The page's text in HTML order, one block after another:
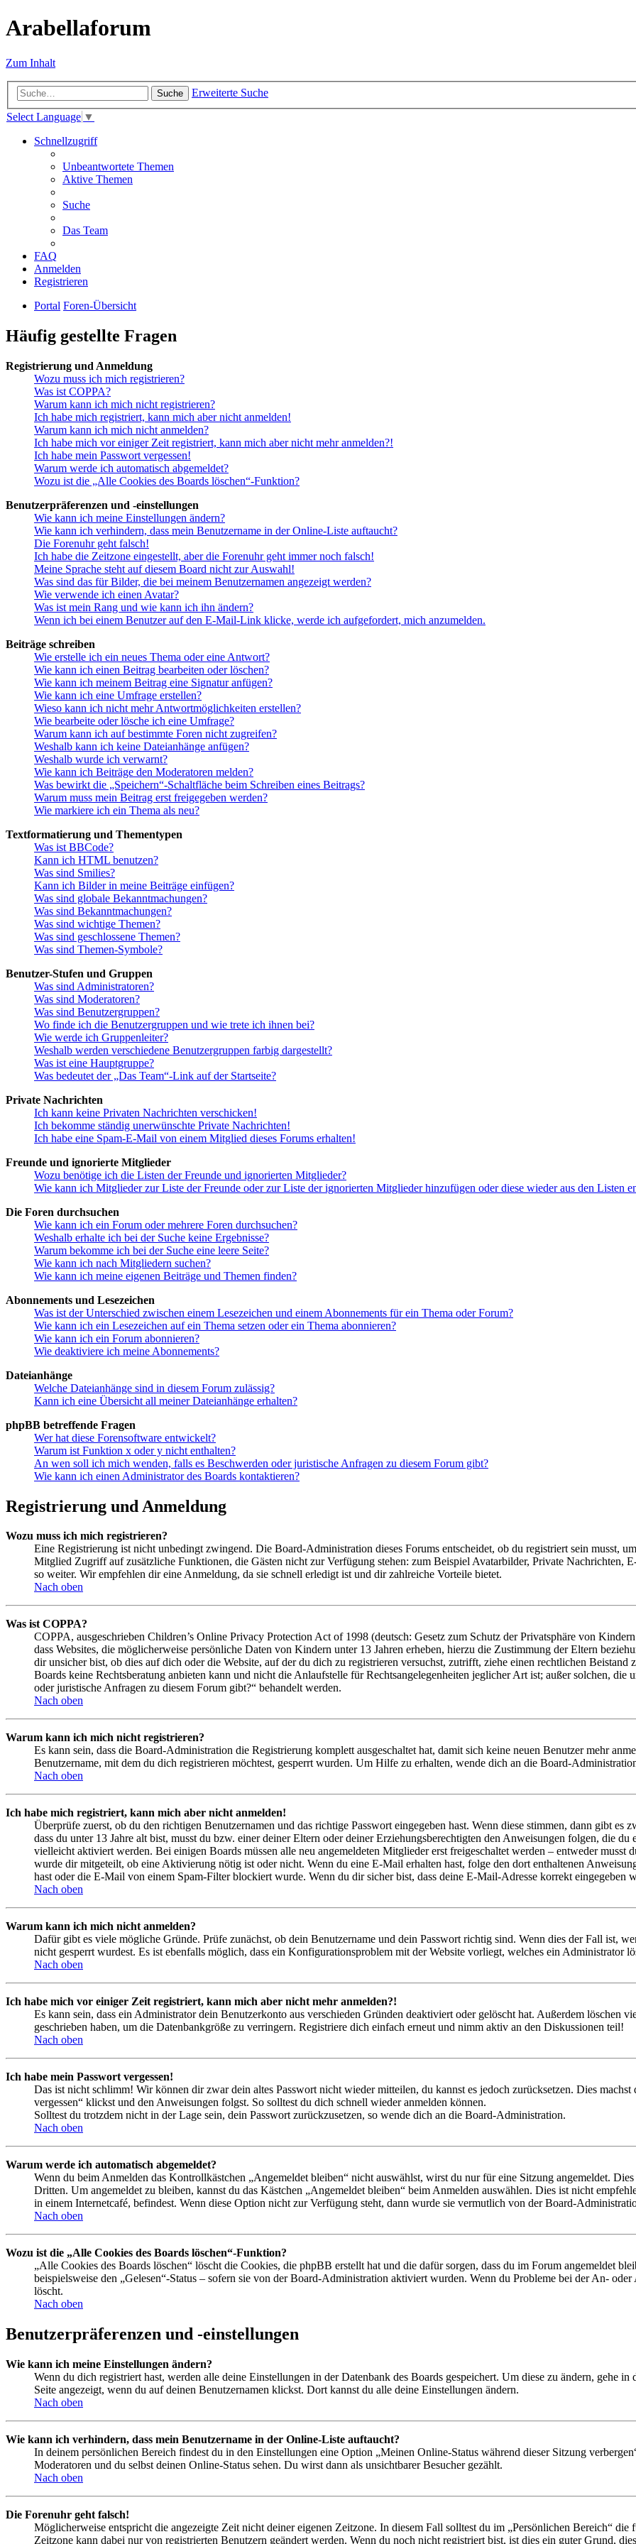
Arabellaforum
Zum Inhalt
Suche
Erweiterte Suche
Select Language ▼
Schnellzugriff
Unbeantwortete Themen
Aktive Themen
Suche
Das Team
FAQ
Anmelden
Registrieren
Portal Foren-Übersicht
Häufig gestellte Fragen
Registrierung und Anmeldung
Wozu muss ich mich registrieren?
Was ist COPPA?
Warum kann ich mich nicht registrieren?
Ich habe mich registriert, kann mich aber nicht anmelden!
Warum kann ich mich nicht anmelden?
Ich habe mich vor einiger Zeit registriert, kann mich aber nicht mehr anmelden?!
Ich habe mein Passwort vergessen!
Warum werde ich automatisch abgemeldet?
Wozu ist die „Alle Cookies des Boards löschen“-Funktion?
Benutzerpräferenzen und -einstellungen
Wie kann ich meine Einstellungen ändern?
Wie kann ich verhindern, dass mein Benutzername in der Online-Liste auftaucht?
Die Forenuhr geht falsch!
Ich habe die Zeitzone eingestellt, aber die Forenuhr geht immer noch falsch!
Meine Sprache steht auf diesem Board nicht zur Auswahl!
Was sind das für Bilder, die bei meinem Benutzernamen angezeigt werden?
Wie verwende ich einen Avatar?
Was ist mein Rang und wie kann ich ihn ändern?
Wenn ich bei einem Benutzer auf den E-Mail-Link klicke, werde ich aufgefordert, mich anzumelden.
Beiträge schreiben
Wie erstelle ich ein neues Thema oder eine Antwort?
Wie kann ich einen Beitrag bearbeiten oder löschen?
Wie kann ich meinem Beitrag eine Signatur anfügen?
Wie kann ich eine Umfrage erstellen?
Wieso kann ich nicht mehr Antwortmöglichkeiten erstellen?
Wie bearbeite oder lösche ich eine Umfrage?
Warum kann ich auf bestimmte Foren nicht zugreifen?
Weshalb kann ich keine Dateianhänge anfügen?
Weshalb wurde ich verwarnt?
Wie kann ich Beiträge den Moderatoren melden?
Was bewirkt die „Speichern“-Schaltfläche beim Schreiben eines Beitrags?
Warum muss mein Beitrag erst freigegeben werden?
Wie markiere ich ein Thema als neu?
Textformatierung und Thementypen
Was ist BBCode?
Kann ich HTML benutzen?
Was sind Smilies?
Kann ich Bilder in meine Beiträge einfügen?
Was sind globale Bekanntmachungen?
Was sind Bekanntmachungen?
Was sind wichtige Themen?
Was sind geschlossene Themen?
Was sind Themen-Symbole?
Benutzer-Stufen und Gruppen
Was sind Administratoren?
Was sind Moderatoren?
Was sind Benutzergruppen?
Wo finde ich die Benutzergruppen und wie trete ich ihnen bei?
Wie werde ich Gruppenleiter?
Weshalb werden verschiedene Benutzergruppen farbig dargestellt?
Was ist eine Hauptgruppe?
Was bedeutet der „Das Team“-Link auf der Startseite?
Private Nachrichten
Ich kann keine Privaten Nachrichten verschicken!
Ich bekomme ständig unerwünschte Private Nachrichten!
Ich habe eine Spam-E-Mail von einem Mitglied dieses Forums erhalten!
Freunde und ignorierte Mitglieder
Wozu benötige ich die Listen der Freunde und ignorierten Mitglieder?
Wie kann ich Mitglieder zur Liste der Freunde oder zur Liste der ignorierten Mitglieder hinzufügen oder diese wieder aus den Listen
Die Foren durchsuchen
Wie kann ich ein Forum oder mehrere Foren durchsuchen?
Weshalb erhalte ich bei der Suche keine Ergebnisse?
Warum bekomme ich bei der Suche eine leere Seite?
Wie kann ich nach Mitgliedern suchen?
Wie kann ich meine eigenen Beiträge und Themen finden?
Abonnements und Lesezeichen
Was ist der Unterschied zwischen einem Lesezeichen und einem Abonnements für ein Thema oder Forum?
Wie kann ich ein Lesezeichen auf ein Thema setzen oder ein Thema abonnieren?
Wie kann ich ein Forum abonnieren?
Wie deaktiviere ich meine Abonnements?
Dateianhänge
Welche Dateianhänge sind in diesem Forum zulässig?
Kann ich eine Übersicht all meiner Dateianhänge erhalten?
phpBB betreffende Fragen
Wer hat diese Forensoftware entwickelt?
Warum ist Funktion x oder y nicht enthalten?
An wen soll ich mich wenden, falls es Beschwerden oder juristische Anfragen zu diesem Forum gibt?
Wie kann ich einen Administrator des Boards kontaktieren?
Registrierung und Anmeldung
Wozu muss ich mich registrieren?
Eine Registrierung ist nicht unbedingt zwingend. Die Board-Administration dieses Forums entscheidet, ob du registriert sein musst,
Mitglied Zugriff auf zusätzliche Funktionen, die Gästen nicht zur Verfügung stehen: zum Beispiel Avatarbilder, Private Nachrichten,
so weiter. Wir empfehlen dir eine Anmeldung, da sie schnell erledigt ist und dir zahlreiche Vorteile bietet.
Nach oben
Was ist COPPA?
COPPA, ausgeschrieben Children’s Online Privacy Protection Act of 1998 (deutsch: Gesetz zum Schutz der Privatsphäre von
dass Websites, die möglicherweise persönliche Daten von Kindern unter 13 Jahren erheben, hierzu die Zustimmung der Eltern
dir unsicher bist, ob dies auf dich oder die Website, auf der du dich zu registrieren versuchst, zutrifft, ziehe einen rechtlichen
Boards keine Rechtsberatung anbieten kann und nicht die Anlaufstelle für Rechtsangelegenheiten jeglicher Art ist; außer solchen,
oder juristische Anfragen zu diesem Forum gibt?“ behandelt werden.
Nach oben
Warum kann ich mich nicht registrieren?
Es kann sein, dass die Board-Administration die Registrierung komplett ausgeschaltet hat, damit sich keine neuen Benutzer mehr
Benutzername, mit dem du dich registrieren möchtest, gesperrt wurden. Um Hilfe zu erhalten, wende dich an die Board-
Nach oben
Ich habe mich registriert, kann mich aber nicht anmelden!
Überprüfe zuerst, ob du den richtigen Benutzernamen und das richtige Passwort eingegeben hast. Wenn diese stimmen, dann gibt es
dass du unter 13 Jahre alt bist, musst du bzw. einer deiner Eltern oder deiner Erziehungsberechtigten den Anweisungen folgen, die
vielleicht aktiviert werden. Bei einigen Boards müssen alle neu angemeldeten Mitglieder erst freigeschaltet werden – entweder musst
wurde dir mitgeteilt, ob eine Aktivierung nötig ist oder nicht. Wenn du eine E-Mail erhalten hast, folge den dort enthaltenen
hast oder die E-Mail von einem Spam-Filter blockiert wurde. Wenn du dir sicher bist, dass deine E-Mail-Adresse korrekt eingegeben
Nach oben
Warum kann ich mich nicht anmelden?
Dafür gibt es viele mögliche Gründe. Prüfe zunächst, ob dein Benutzername und dein Passwort richtig sind. Wenn dies der Fall ist,
nicht gesperrt wurdest. Es ist ebenfalls möglich, dass ein Konfigurationsproblem mit der Website vorliegt, welches ein Administrator
Nach oben
Ich habe mich vor einiger Zeit registriert, kann mich aber nicht mehr anmelden?!
Es kann sein, dass ein Administrator dein Benutzerkonto aus verschieden Gründen deaktiviert oder gelöscht hat. Außerdem löschen
geschrieben haben, um die Datenbankgröße zu verringern. Registriere dich einfach erneut und nimm aktiv an den Diskussionen teil!
Nach oben
Ich habe mein Passwort vergessen!
Das ist nicht schlimm! Wir können dir zwar dein altes Passwort nicht wieder mitteilen, du kannst es jedoch zurücksetzen. Dies
vergessen“ klickst und den Anweisungen folgst. So solltest du dich schnell wieder anmelden können.
Solltest du trotzdem nicht in der Lage sein, dein Passwort zurückzusetzen, so wende dich an die Board-Administration.
Nach oben
Warum werde ich automatisch abgemeldet?
Wenn du beim Anmelden das Kontrollkästchen „Angemeldet bleiben“ nicht auswählst, wirst du nur für eine Sitzung angemeldet.
Dritten. Um angemeldet zu bleiben, kannst du das Kästchen „Angemeldet bleiben“ beim Anmelden auswählen. Dies ist nicht
in einem Internetcafé, befindest. Wenn diese Option nicht zur Verfügung steht, dann wurde sie vermutlich von der Board-
Nach oben
Wozu ist die „Alle Cookies des Boards löschen“-Funktion?
„Alle Cookies des Boards löschen“ löscht die Cookies, die phpBB erstellt hat und die dafür sorgen, dass du im Forum angemeldet
beispielsweise den „Gelesen“-Status – sofern sie von der Board-Administration aktiviert wurden. Wenn du Probleme bei der An-
löscht.
Nach oben
Benutzerpräferenzen und -einstellungen
Wie kann ich meine Einstellungen ändern?
Wenn du dich registriert hast, werden alle deine Einstellungen in der Datenbank des Boards gespeichert. Um diese zu ändern, gehe
Seite angezeigt, wenn du auf deinen Benutzernamen klickst. Dort kannst du alle deine Einstellungen ändern.
Nach oben
Wie kann ich verhindern, dass mein Benutzername in der Online-Liste auftaucht?
In deinem persönlichen Bereich findest du in den Einstellungen eine Option „Meinen Online-Status während dieser Sitzung
Moderatoren und du selbst deinen Online-Status sehen. Du wirst dann als unsichtbarer Besucher gezählt.
Nach oben
Die Forenuhr geht falsch!
Möglicherweise entspricht die angezeigte Zeit nicht deiner eigenen Zeitzone. In diesem Fall solltest du im „Persönlichen Bereich“
Zeitzone kann dabei nur von registrierten Benutzern geändert werden. Wenn du noch nicht registriert bist, ist dies ein guter Grund,